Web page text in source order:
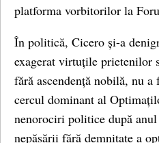
platforma vorbitorilor la
În politică, Cicero și-a
exagerat virtuțile prietenilor
fără ascendență nobilă, nu
cercul dominant al
nenorociri politice după
nepăsării fără demnitate a